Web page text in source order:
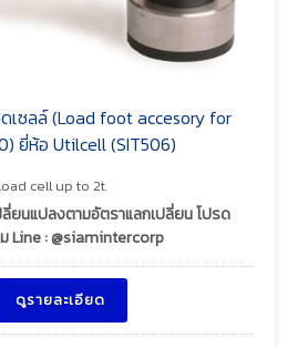
เซลล์ (Load foot accesory for
ยี่ห้อ Utilcell (SIT506)
cell up to 2t.
ลี่ยนแปลงตามอัตราแลกเปลี่ยน โปรด
Line : @siamintercorp
ดูรายละเอียด